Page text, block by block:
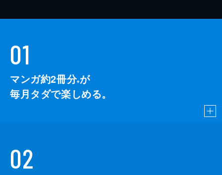
01
マンガ約2冊分※が
毎月タダで楽しめる。
02